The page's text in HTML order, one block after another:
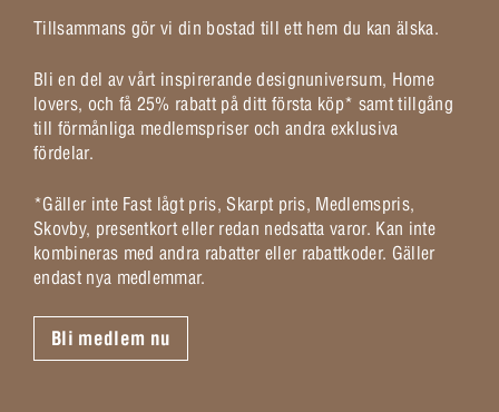
Tillsammans gör vi din bostad till ett hem du kan älska.
Bli en del av vårt inspirerande designuniversum, Home
lovers, och få 25% rabatt på ditt första köp* samt tillgång
till förmånliga medlemspriser och andra exklusiva
fördelar.
*Gäller inte Fast lågt pris, Skarpt pris, Medlemspris,
Skovby, presentkort eller redan nedsatta varor. Kan inte
kombineras med andra rabatter eller rabattkoder. Gäller
endast nya medlemmar.
Bli medlem nu